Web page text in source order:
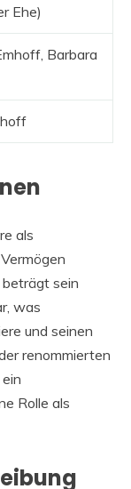
Ehe)
Barbara
als
sein
was
und seinen
renommierten
Rolle als